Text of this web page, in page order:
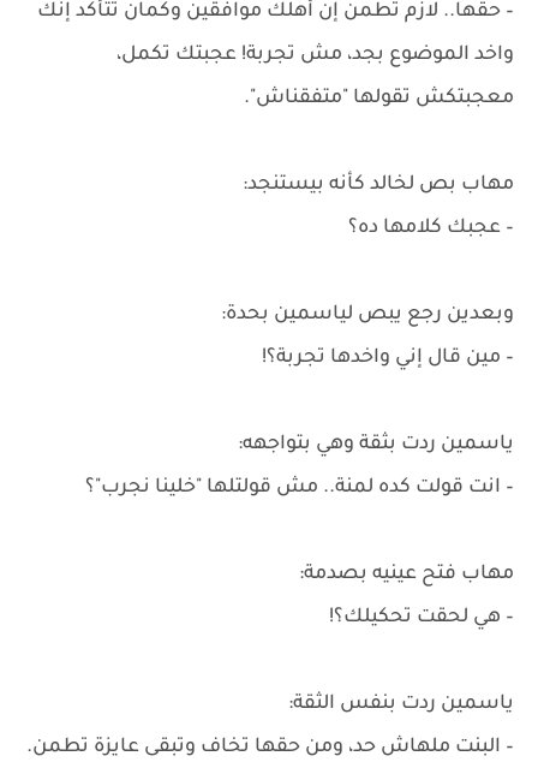
– حقها.. لازم تطمن إن أهلك موافقين وكمان تتأكد إنك
واخد الموضوع بجد، مش تجربة! عجبتك تكمل،
معجبتكش تقولها "متفقناش".
مهاب بص لخالد كأنه بيستنجد:
– عجبك كلامها ده؟
وبعدين رجع يبص لياسمين بحدة:
– مين قال إني واخدها تجربة؟!
ياسمين ردت بثقة وهي بتواجهه:
– انت قولت كده لمنة.. مش قولتلها "خلينا نجرب"؟
مهاب فتح عينيه بصدمة:
– هي لحقت تحكيلك؟!
ياسمين ردت بنفس الثقة:
– البنت ملهاش حد، ومن حقها تخاف وتبقى عايزة تطمن.